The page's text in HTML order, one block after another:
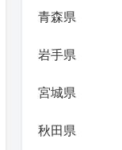
青森県
岩手県
宮城県
秋田県